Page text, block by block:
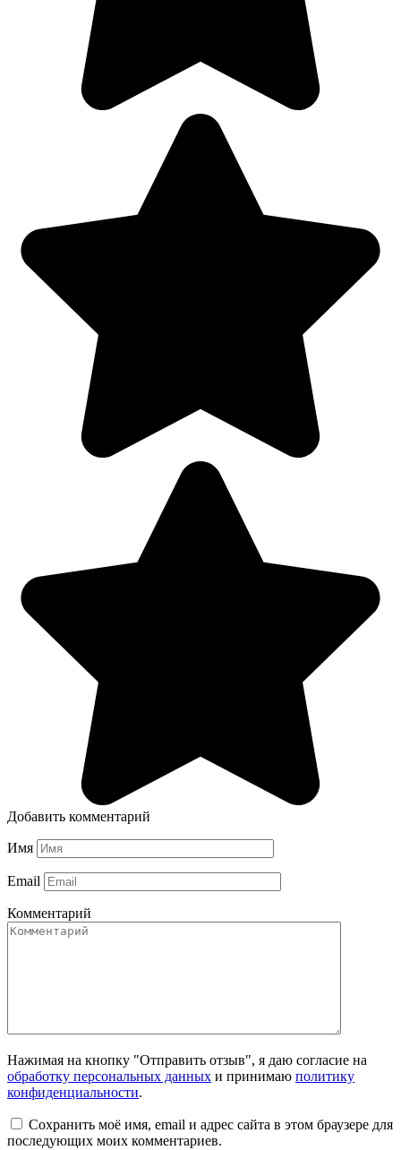
Добавить комментарий
Имя
Email
Комментарий
Нажимая на кнопку "Отправить отзыв", я даю согласие на
обработку персональных данных и принимаю политику
конфиденциальности.
Сохранить моё имя, email и адрес сайта в этом браузере для
последующих моих комментариев.